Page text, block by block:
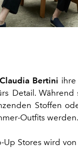
Claudia Bertini
Detail.
Stoffen
Outfits werden.
Up Stores wird